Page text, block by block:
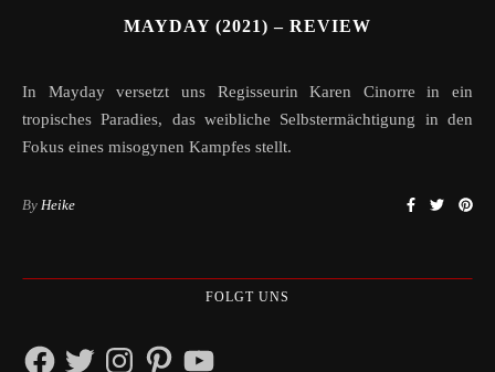
MAYDAY (2021) – REVIEW
In Mayday versetzt uns Regisseurin Karen Cinorre in ein
tropisches Paradies, das weibliche Selbstermächtigung in den
Fokus eines misogynen Kampfes stellt.
By Heike
FOLGT UNS
FacebookTwitterInstagramPinterestYouTube